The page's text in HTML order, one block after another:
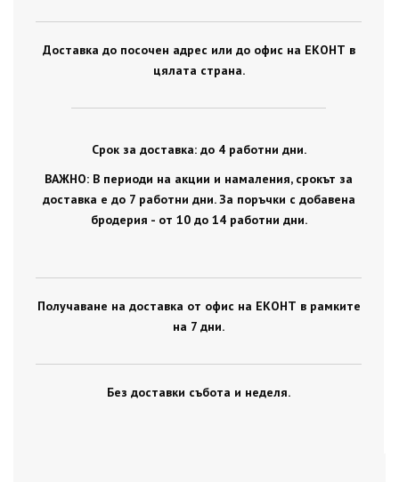
Доставка до посочен адрес или до офис на ЕКОНТ в
цялата страна.
Срок за доставка: до 4 работни дни.
ВАЖНО: В периоди на акции и намаления, срокът за
доставка е до 7 работни дни. За поръчки с добавена
бродерия - от 10 до 14 работни дни.
Получаване на доставка от офис на ЕКОНТ в рамките
на 7 дни.
Без доставки събота и неделя.